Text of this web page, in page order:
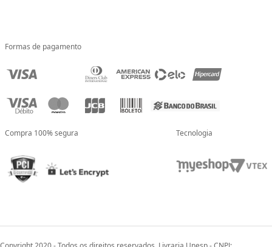
Formas de pagamento
Compra 100% segura Tecnologia